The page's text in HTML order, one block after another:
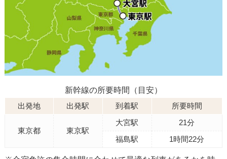
新幹線の所要時間（目安）
出発地
出発駅 到着駅 所要時間
東京都 東京駅
大宮駅
21分
福島駅
1時間22分